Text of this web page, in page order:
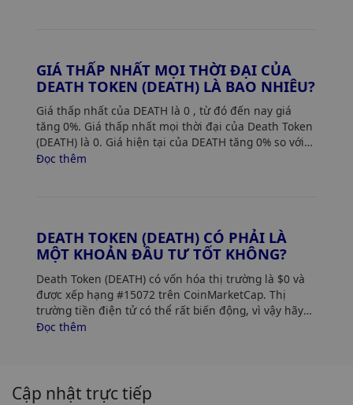
GIÁ THẤP NHẤT MỌI THỜI ĐẠI CỦA
DEATH TOKEN (DEATH) LÀ BAO NHIÊU?
Giá thấp nhất của DEATH là 0 , từ đó đến nay giá
tăng 0%. Giá thấp nhất mọi thời đại của Death Token
(DEATH) là 0. Giá hiện tại của DEATH tăng 0% so với
mức giá thấp nhất của nó.
Đọc thêm
DEATH TOKEN (DEATH) CÓ PHẢI LÀ
MỘT KHOẢN ĐẦU TƯ TỐT KHÔNG?
Death Token (DEATH) có vốn hóa thị trường là $0 và
được xếp hạng #15072 trên CoinMarketCap. Thị
trường tiền điện tử có thể rất biến động, vì vậy hãy
nhớ thực hiện nghiên cứu của riêng bạn (DYOR) và
Đọc thêm
Cập nhật trực tiếp